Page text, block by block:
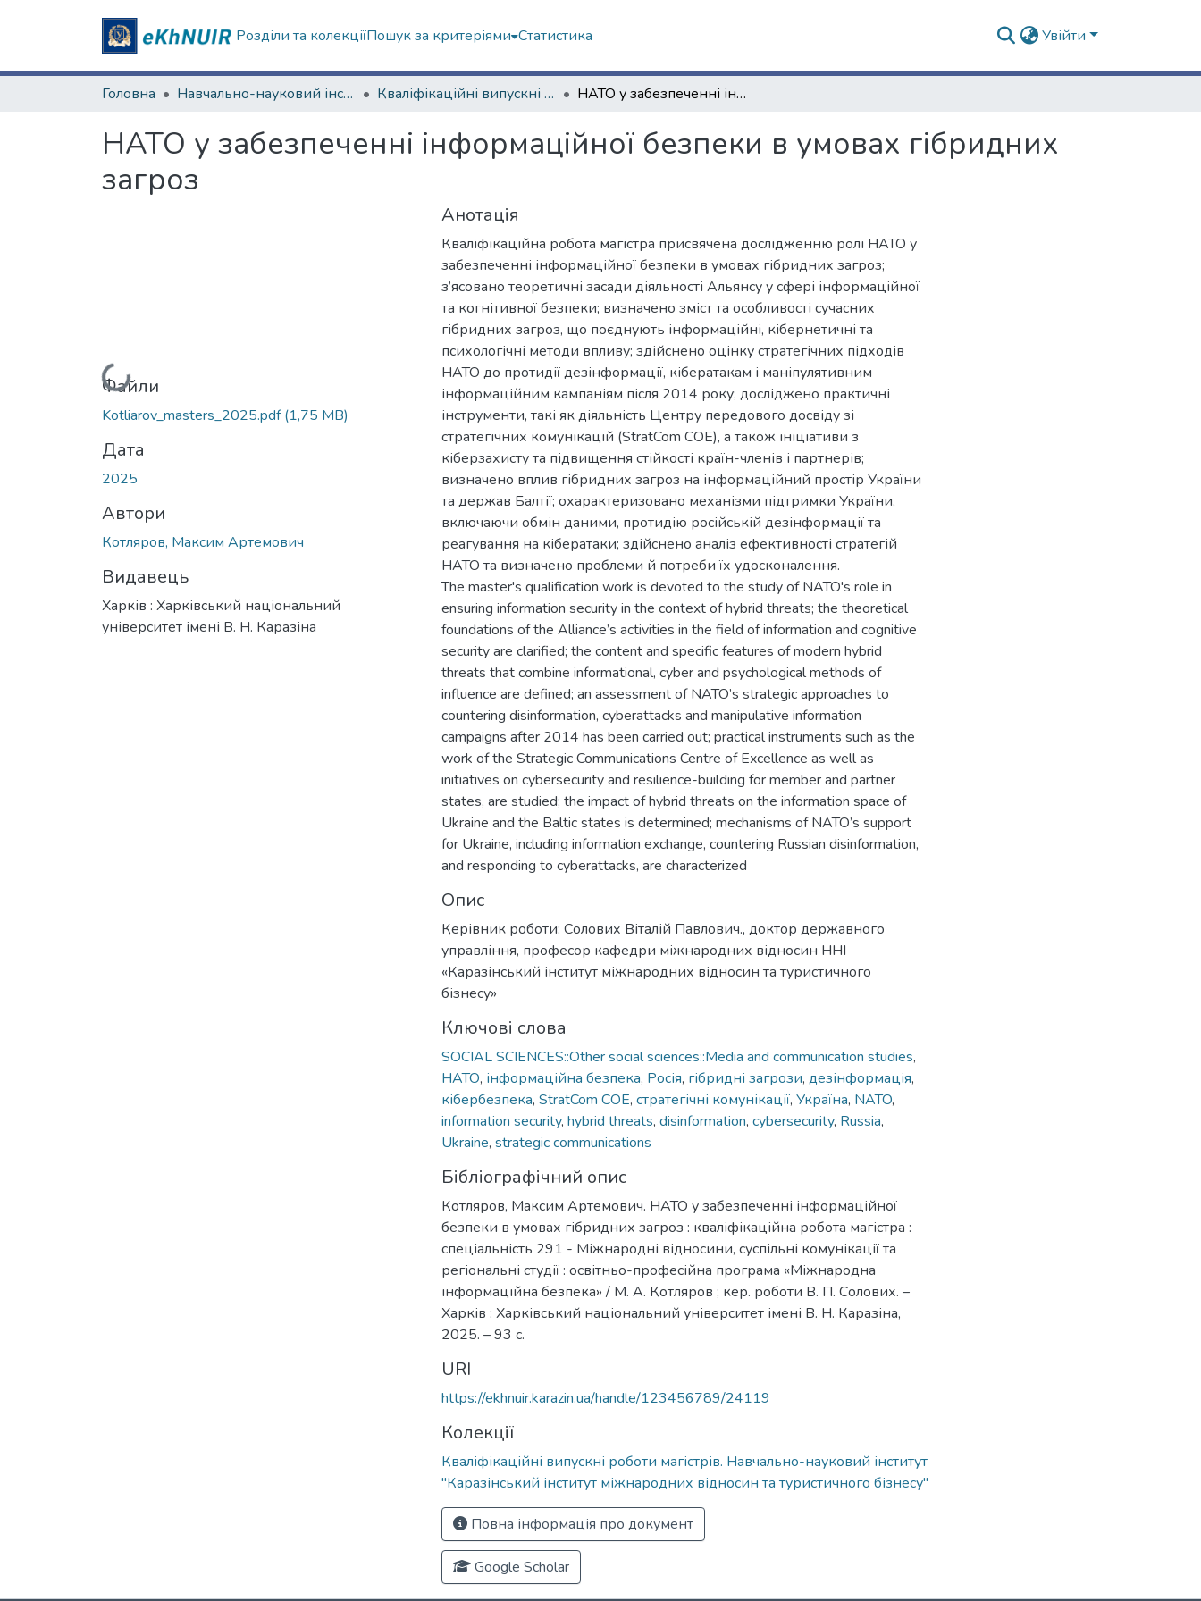
Розділи та колекціїПошук за критеріями Статистика Увійти
Головна Навчально-науковий інститут "Каразінський інститут міжнародних відносин та туристичного бізнесу" Кваліфікаційні випускні роботи магістрів. Навчально-науковий інститут "Каразінський інститут міжнародних відносин та туристичного бізнесу" НАТО у забезпеченні інформаційної безпеки в умовах гібридних загроз
НАТО у забезпеченні інформаційної безпеки в умовах гібридних
загроз
Вантажиться...
Файли
Kotliarov_masters_2025.pdf(1,75 MB)
Дата
2025
Автори
Котляров, Максим Артемович
Видавець
Харків : Харківський національний
університет імені В. Н. Каразіна
Анотація
Кваліфікаційна робота магістра присвячена дослідженню ролі НАТО у
забезпеченні інформаційної безпеки в умовах гібридних загроз;
з’ясовано теоретичні засади діяльності Альянсу у сфері інформаційної
та когнітивної безпеки; визначено зміст та особливості сучасних
гібридних загроз, що поєднують інформаційні, кібернетичні та
психологічні методи впливу; здійснено оцінку стратегічних підходів
НАТО до протидії дезінформації, кібератакам і маніпулятивним
інформаційним кампаніям після 2014 року; досліджено практичні
інструменти, такі як діяльність Центру передового досвіду зі
стратегічних комунікацій (StratCom COE), а також ініціативи з
кіберзахисту та підвищення стійкості країн-членів і партнерів;
визначено вплив гібридних загроз на інформаційний простір України
та держав Балтії; охарактеризовано механізми підтримки України,
включаючи обмін даними, протидію російській дезінформації та
реагування на кібератаки; здійснено аналіз ефективності стратегій
НАТО та визначено проблеми й потреби їх удосконалення.
The master's qualification work is devoted to the study of NATO's role in
ensuring information security in the context of hybrid threats; the theoretical
foundations of the Alliance’s activities in the field of information and cognitive
security are clarified; the content and specific features of modern hybrid
threats that combine informational, cyber and psychological methods of
influence are defined; an assessment of NATO’s strategic approaches to
countering disinformation, cyberattacks and manipulative information
campaigns after 2014 has been carried out; practical instruments such as the
work of the Strategic Communications Centre of Excellence as well as
initiatives on cybersecurity and resilience-building for member and partner
states, are studied; the impact of hybrid threats on the information space of
Ukraine and the Baltic states is determined; mechanisms of NATO’s support
for Ukraine, including information exchange, countering Russian disinformation,
and responding to cyberattacks, are characterized
Опис
Керівник роботи: Солових Віталій Павлович., доктор державного
управління, професор кафедри міжнародних відносин ННІ
«Каразінський інститут міжнародних відносин та туристичного
бізнесу»
Ключові слова
SOCIAL SCIENCES::Other social sciences::Media and communication studies,
НАТО, інформаційна безпека, Росія, гібридні загрози, дезінформація,
кібербезпека, StratCom COE, стратегічні комунікації, Україна, NATO,
information security, hybrid threats, disinformation, cybersecurity, Russia,
Ukraine, strategic communications
Бібліографічний опис
Котляров, Максим Артемович. НАТО у забезпеченні інформаційної
безпеки в умовах гібридних загроз : кваліфікаційна робота магістра :
спеціальність 291 - Міжнародні відносини, суспільні комунікації та
регіональні студії : освітньо-професійна програма «Міжнародна
інформаційна безпека» / М. А. Котляров ; кер. роботи В. П. Солових. –
Харків : Харківський національний університет імені В. Н. Каразіна,
2025. – 93 с.
URI
https://ekhnuir.karazin.ua/handle/123456789/24119
Колекції
Кваліфікаційні випускні роботи магістрів. Навчально-науковий інститут
"Каразінський інститут міжнародних відносин та туристичного бізнесу"
Повна інформація про документ
Google Scholar